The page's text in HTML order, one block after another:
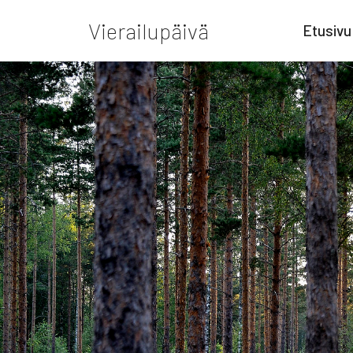
Vierailupäivä Etusivu